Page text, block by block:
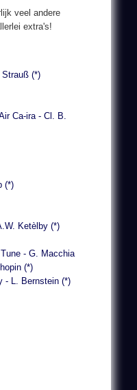
veel andere
extra's!
(*)
Ca-ira - Cl. B.
(*)
Ketèlby (*)
- G. Macchia
(*)
- L. Bernstein (*)